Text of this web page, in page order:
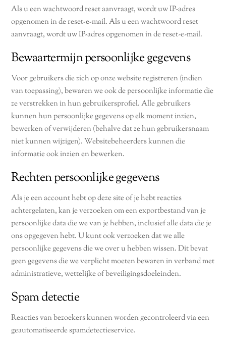
Als u een wachtwoord reset aanvraagt, wordt uw IP-adres
opgenomen in de reset-e-mail. Als u een wachtwoord reset
aanvraagt, wordt uw IP-adres opgenomen in de reset-e-mail.
Bewaartermijn persoonlijke gegevens
Voor gebruikers die zich op onze website registreren (indien
van toepassing), bewaren we ook de persoonlijke informatie die
ze verstrekken in hun gebruikersprofiel. Alle gebruikers
kunnen hun persoonlijke gegevens op elk moment inzien,
bewerken of verwijderen (behalve dat ze hun gebruikersnaam
niet kunnen wijzigen). Websitebeheerders kunnen die
informatie ook inzien en bewerken.
Rechten persoonlijke gegevens
Als je een account hebt op deze site of je hebt reacties
achtergelaten, kan je verzoeken om een ​​exportbestand van je
persoonlijke data die we van je hebben, inclusief alle data die je
ons opgegeven hebt. U kunt ook verzoeken dat we alle
persoonlijke gegevens die we over u hebben wissen. Dit bevat
geen gegevens die we verplicht moeten bewaren in verband met
administratieve, wettelijke of beveiligingsdoeleinden.
Spam detectie
Reacties van bezoekers kunnen worden gecontroleerd via een
geautomatiseerde spamdetectieservice.